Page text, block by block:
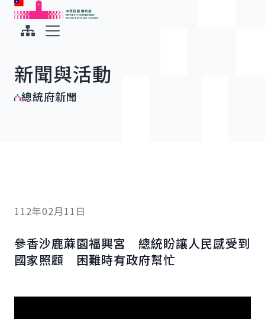
跳到主要內容
中華民國總統府
新聞與活動
總統府新聞
112年02月11日
參香沙鹿蔴園福興宮 總統盼讓人民感受到
國家照顧 困難時有政府幫忙